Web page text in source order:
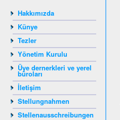
Hakkımızda
Künye
Tezler
Yönetim Kurulu
Üye dernerkleri ve yerel
büroları
İletişim
Stellungnahmen
Stellenausschreibungen